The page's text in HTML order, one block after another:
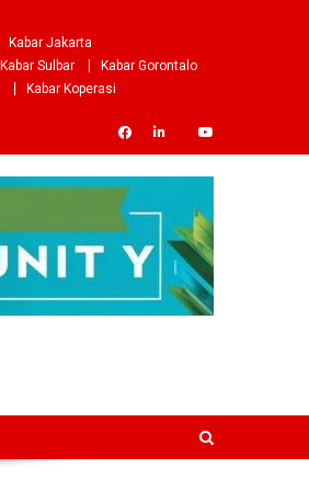
Kabar Jakarta
Kabar Sulbar
Kabar Gorontalo
Kabar Koperasi